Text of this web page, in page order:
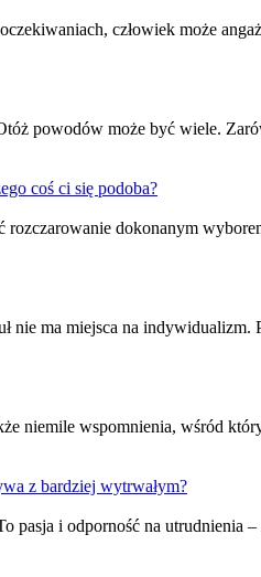
człowiek może
powodów może być wiele.
coś ci się podoba?
rozczarowanie dokonanym
nie ma miejsca na
niemile wspomnienia, wśród
z bardziej wytrwałym?
pasja i odporność na utrudnienia